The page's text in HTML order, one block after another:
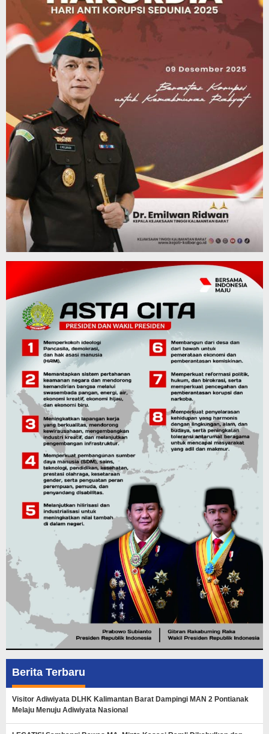
Berita Terbaru
Visitor Adiwiyata DLHK Kalimantan Barat Dampingi MAN 2 Pontianak
Melaju Menuju Adiwiyata Nasional